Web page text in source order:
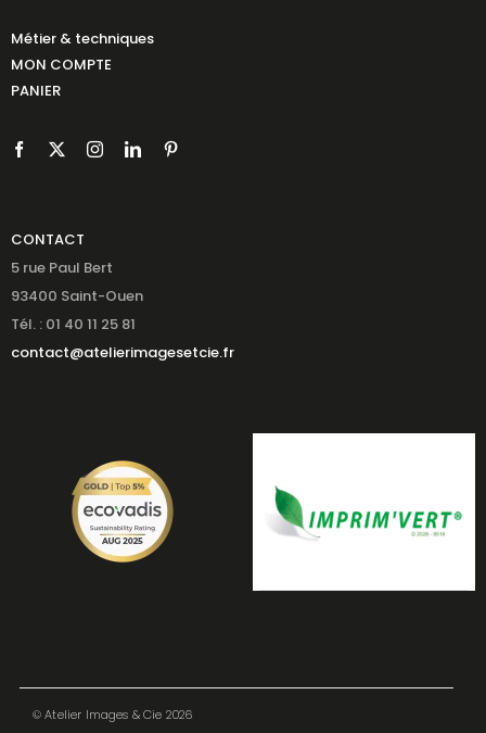
Métier & techniques
MON COMPTE
PANIER
CONTACT
5 rue Paul Bert
93400 Saint-Ouen
Tél. : 01 40 11 25 81
contact@atelierimagesetcie.fr
© Atelier Images & Cie 2026